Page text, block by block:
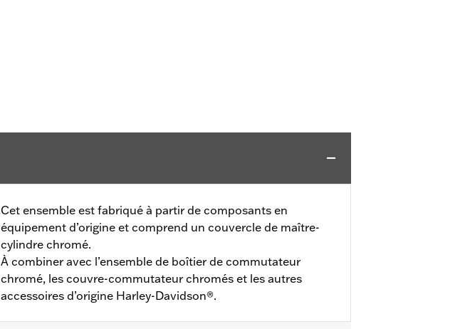
Cet ensemble est fabriqué à partir de composants en
équipement d’origine et comprend un couvercle de maître-
cylindre chromé.
À combiner avec l’ensemble de boîtier de commutateur
chromé, les couvre-commutateur chromés et les autres
accessoires d’origine Harley-Davidson®.